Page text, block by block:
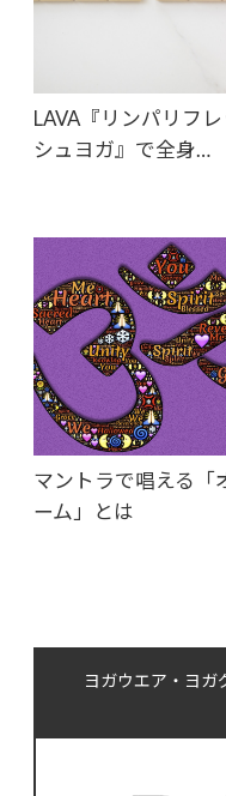
LAVA『リンパリフレ
シュヨガ』で全身…
マントラで唱える「
ーム」とは
ヨガウエア・ヨガ